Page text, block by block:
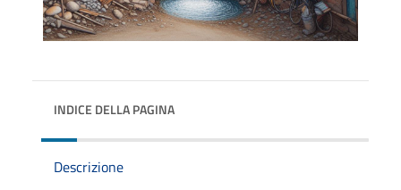
INDICE DELLA PAGINA
Descrizione